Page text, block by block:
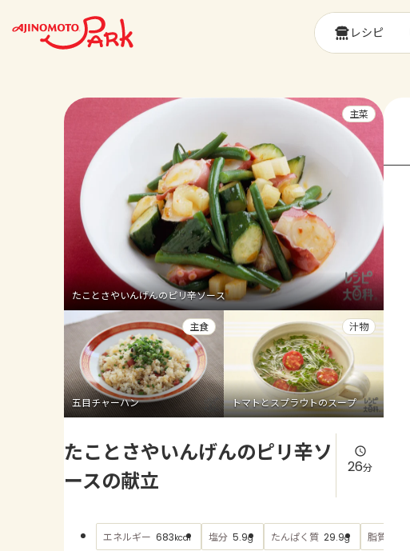
レシピ
たことさやいんげんのピリ辛ソース
主菜
五目チャーハン
主食
トマトとスプラウトのスープ
汁物
たことさやいんげんのピリ辛ソ
ースの献立
26分
エネルギー 683kcal 塩分 5.9g たんぱく質 29.9g 脂質